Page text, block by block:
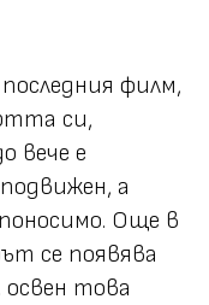
филм,
си,
вече е
а
Още в
се появява
това